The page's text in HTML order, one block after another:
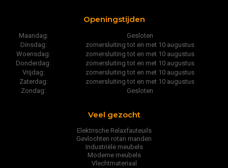
Openingstijden
Maandag:
Gesloten
Dinsdag:
zomersluiting tot en met 10 augustus
Woensdag:
zomersluiting tot en met 10 augustus
Donderdag:
zomersluiting tot en met 10 augustus
Vrijdag:
zomersluiting tot en met 10 augustus
Zaterdag:
zomersluiting tot en met 10 augustus
Zondag:
Gesloten
Veel gezocht
Elektrische Relaxfauteuils
Gevlochten rotan manden
Industriële meubels
Moderne meubels
Vlechtmateriaal